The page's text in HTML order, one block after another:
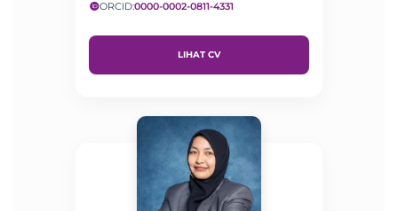
ORCID:0000-0002-0811-4331
LIHAT CV